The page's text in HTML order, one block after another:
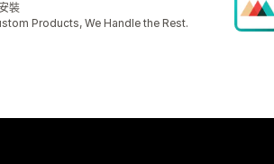
裝
Products, We Handle the Rest.